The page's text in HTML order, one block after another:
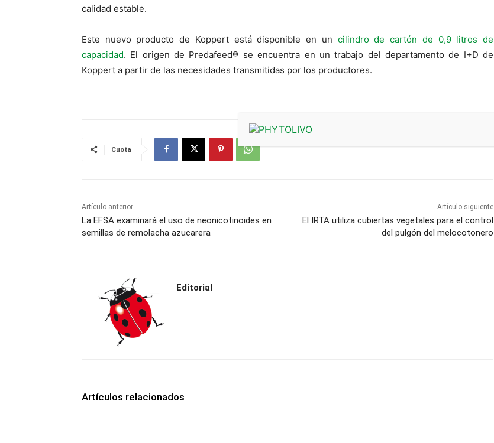
calidad estable.
Este nuevo producto de Koppert está disponible en un cilindro de cartón de 0,9 litros de
capacidad. El origen de Predafeed® se encuentra en un trabajo del departamento de I+D de
Koppert a partir de las necesidades transmitidas por los productores.
Cuota
Artículo anterior
La EFSA examinará el uso de neonicotinoides en
semillas de remolacha azucarera
Artículo siguiente
El IRTA utiliza cubiertas vegetales para el control
del pulgón del melocotonero
Editorial
Artículos relacionados